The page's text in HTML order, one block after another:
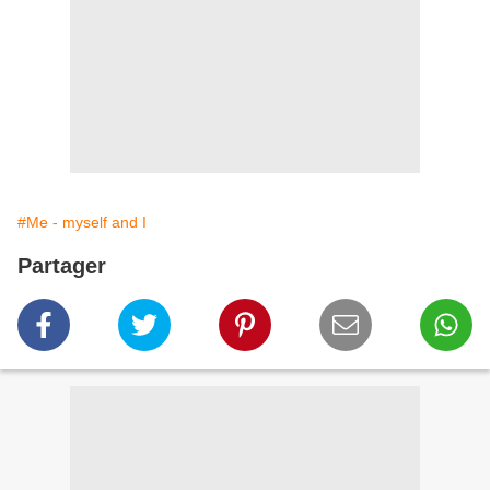
#Me - myself and I
Partager